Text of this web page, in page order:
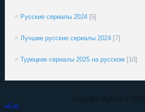
Русские сериалы 2024 [5]
Лучшие русские сериалы 2024 [7]
Турецкие сериалы 2025 на русском [10]
Copyright MyCorp © 2026
uCoz